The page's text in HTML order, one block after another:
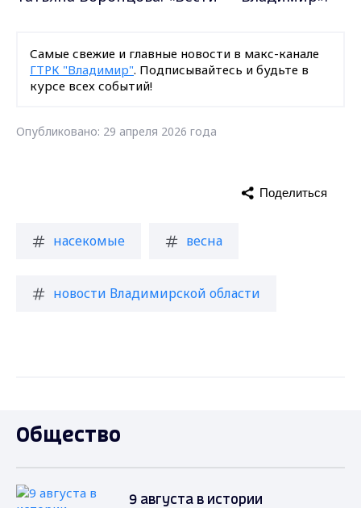
Самые свежие и главные новости в макс-канале
ГТРК "Владимир". Подписывайтесь и будьте в
курсе всех событий!
Опубликовано: 29 апреля 2026 года
насекомые весна
новости Владимирской области
Поделиться
Общество
9 августа в истории